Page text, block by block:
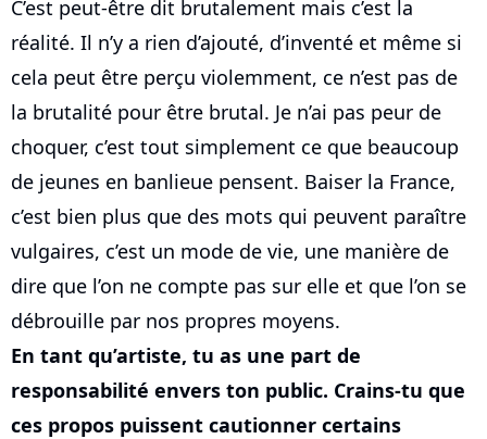
C’est peut-être dit brutalement mais c’est la
réalité. Il n’y a rien d’ajouté, d’inventé et même si
cela peut être perçu violemment, ce n’est pas de
la brutalité pour être brutal. Je n’ai pas peur de
choquer, c’est tout simplement ce que beaucoup
de jeunes en banlieue pensent. Baiser la France,
c’est bien plus que des mots qui peuvent paraître
vulgaires, c’est un mode de vie, une manière de
dire que l’on ne compte pas sur elle et que l’on se
débrouille par nos propres moyens.
En tant qu’artiste, tu as une part de
responsabilité envers ton public. Crains-tu que
ces propos puissent cautionner certains